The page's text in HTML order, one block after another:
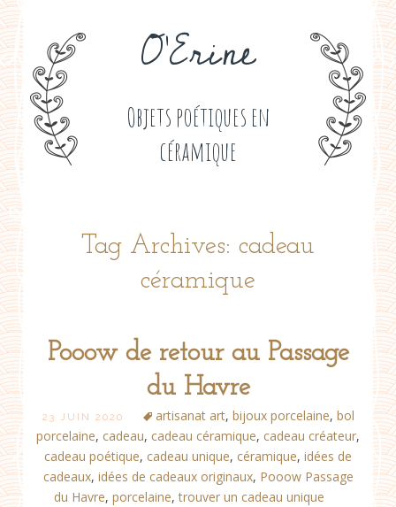
O'Erine
Objets poétiques en
céramique
Tag Archives: cadeau
céramique
Pooow de retour au Passage
du Havre
23 JUIN 2020 artisanat art, bijoux porcelaine, bol
porcelaine, cadeau, cadeau céramique, cadeau créateur,
cadeau poétique, cadeau unique, céramique, idées de
cadeaux, idées de cadeaux originaux, Pooow Passage
du Havre, porcelaine,trouver un cadeau unique